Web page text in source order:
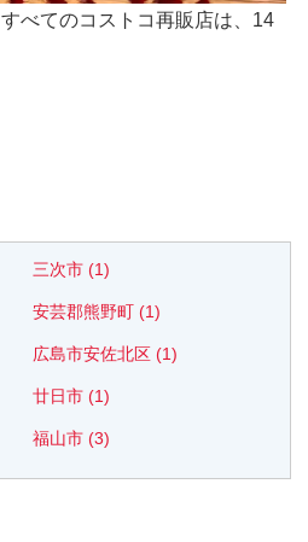
べてのコストコ再販店は、14
三次市 (1)
安芸郡熊野町 (1)
広島市安佐北区 (1)
廿日市 (1)
福山市 (3)